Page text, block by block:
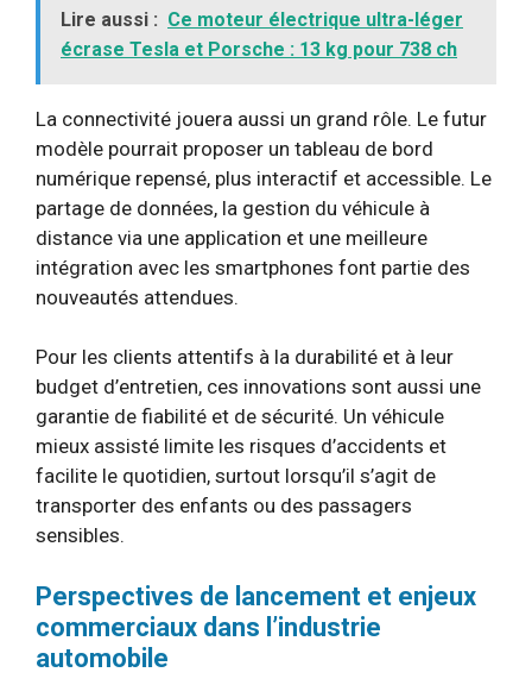
Lire aussi : Ce moteur électrique ultra-léger
écrase Tesla et Porsche : 13 kg pour 738 ch
La connectivité jouera aussi un grand rôle. Le futur
modèle pourrait proposer un tableau de bord
numérique repensé, plus interactif et accessible. Le
partage de données, la gestion du véhicule à
distance via une application et une meilleure
intégration avec les smartphones font partie des
nouveautés attendues.
Pour les clients attentifs à la durabilité et à leur
budget d’entretien, ces innovations sont aussi une
garantie de fiabilité et de sécurité. Un véhicule
mieux assisté limite les risques d’accidents et
facilite le quotidien, surtout lorsqu’il s’agit de
transporter des enfants ou des passagers
sensibles.
Perspectives de lancement et enjeux
commerciaux dans l’industrie
automobile